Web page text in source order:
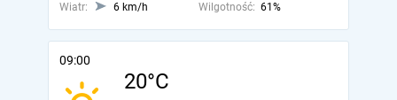
Wiatr:
6 km/h Wilgotność: 61%
09:00
20°C